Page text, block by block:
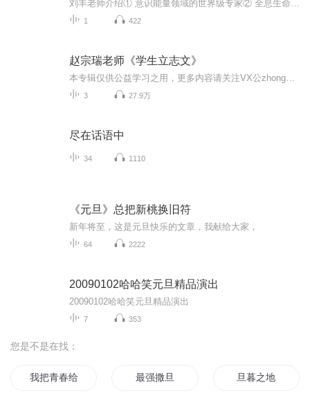
1 422
赵宗瑞老师《学生立志文》
3 27.9万
尽在话语中
34 1110
《元旦》总把新桃换旧符
新年将至，这是元旦快乐的文章，我献给大家，
64 2222
20090102哈哈笑元旦精品演出
20090102哈哈笑元旦精品演出
7 353
您是不是在找：
我把青春给了谁 最强撒旦 旦暮之地